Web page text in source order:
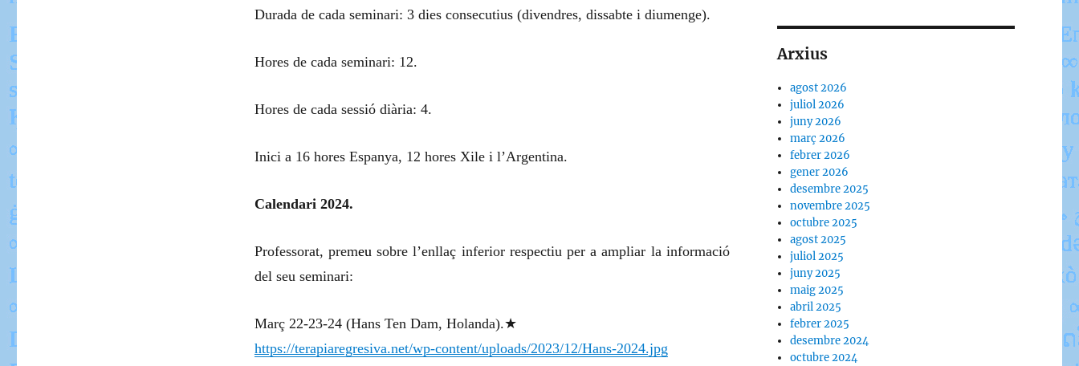
Durada de cada seminari: 3 dies consecutius (divendres, dissabte i diumenge).
Hores de cada seminari: 12.
Hores de cada sessió diària: 4.
Inici a 16 hores Espanya, 12 hores Xile i l’Argentina.
Calendari 2024.
Professorat, premeu sobre l’enllaç inferior respectiu per a ampliar la informació
del seu seminari:
Març 22-23-24 (Hans Ten Dam, Holanda).★
https://terapiaregresiva.net/wp-content/uploads/2023/12/Hans-2024.jpg
Arxius
agost 2026
juliol 2026
juny 2026
març 2026
febrer 2026
gener 2026
desembre 2025
novembre 2025
octubre 2025
agost 2025
juliol 2025
juny 2025
maig 2025
abril 2025
febrer 2025
desembre 2024
octubre 2024